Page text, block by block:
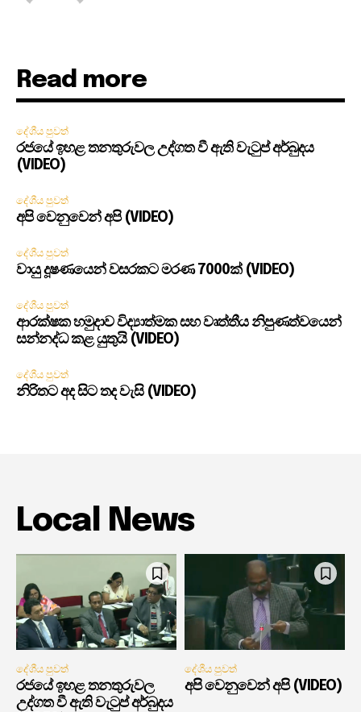
Read more
දේශීය පුවත්
රජයේ ඉහළ තනතුරුවල උද්ගත වී ඇති වැටුප් අර්බුදය
(VIDEO)
දේශීය පුවත්
අපි වෙනුවෙන් අපි (VIDEO)
දේශීය පුවත්
වායු දූෂණයෙන් වසරකට මරණ 7000ක් (VIDEO)
දේශීය පුවත්
ආරක්ෂක හමුදාව විද්‍යාත්මක සහ වෘත්තීය නිපුණත්වයෙන්
සන්නද්ධ කළ යුතුයි (VIDEO)
දේශීය පුවත්
නිරිතට අද සිට තද වැසි (VIDEO)
Local News
දේශීය පුවත්
රජයේ ඉහළ තනතුරුවල
උද්ගත වී ඇති වැටුප් අර්බුදය
දේශීය පුවත්
අපි වෙනුවෙන් අපි (VIDEO)